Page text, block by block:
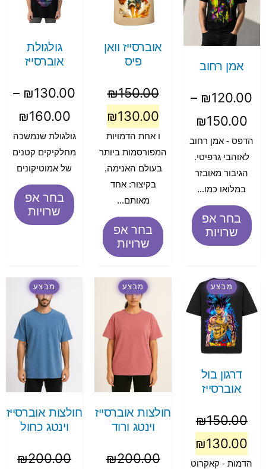
אמן רחוב
₪120.00
–
₪150.00
הדפס - אמן רחוב
לאוהבי גרפיטי.
הגיבור מאובזר
במלואו כמו...
בחר אפ
שרויות
אוברסייז וואן
פיס
₪150.00
₪130.00
ו אחת הדמויות
המפורסמות ביותר
בעולם האנימה,
בקיצור: אחד
מאותם...
בחר אפ
שרויות
גולגולת
אוברסייז
₪130.00
–
₪160.00
גולגולת שנמשכה
מחלקיקים קטנים
של אמוטיקונים
בחר אפ
שרויות
מבצע
דרגון בול
אוברסייז
₪150.00
₪130.00
הדמות - קאקרוט
מבצע
חולצות אוברסייז
וינטג ורוד
₪200.00
מבצע
חולצות אוברסייז
וינטג כחול
₪200.00